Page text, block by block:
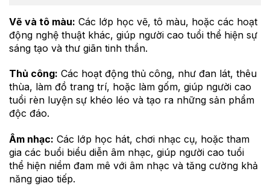
Vẽ và tô màu: Các lớp học vẽ, tô màu, hoặc các hoạt
động nghệ thuật khác, giúp người cao tuổi thể hiện sự
sáng tạo và thư giãn tinh thần.
Thủ công: Các hoạt động thủ công, như đan lát, thêu
thùa, làm đồ trang trí, hoặc làm gốm, giúp người cao
tuổi rèn luyện sự khéo léo và tạo ra những sản phẩm
độc đáo.
Âm nhạc: Các lớp học hát, chơi nhạc cụ, hoặc tham
gia các buổi biểu diễn âm nhạc, giúp người cao tuổi
thể hiện niềm đam mê với âm nhạc và tăng cường khả
năng giao tiếp.